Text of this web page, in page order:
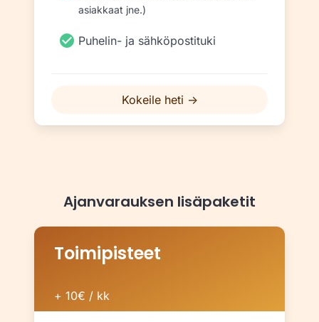
asiakkaat jne.)
Puhelin- ja sähköpostituki
Kokeile heti →
Ajanvarauksen lisäpaketit
Toimipisteet
+ 10€ / kk